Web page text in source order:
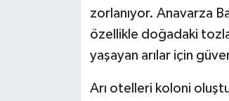
zorlanıyor. Anavarza
özellikle doğadaki
yaşayan arılar için
Arı otelleri koloni